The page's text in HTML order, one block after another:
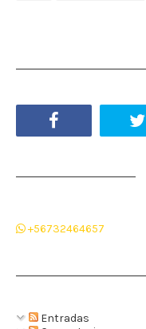
+56732464657
Entradas